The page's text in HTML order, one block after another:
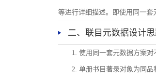
等进行详细描述。即使用同一套
二、联目元数据设计
1. 使用同一套元数据方案
2. 单册书目著录对象为同